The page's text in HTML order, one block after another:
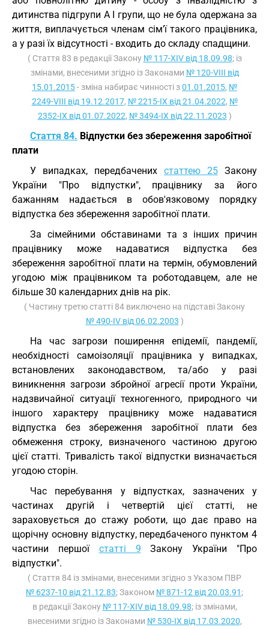
дитинства підгрупи А I групи, що не була одержана за
життя, виплачується членам сім’ї такого працівника,
а у разі їх відсутності - входить до складу спадщини.
( Стаття 83 в редакції Закону № 117-XIV від 18.09.98; із
змінами, внесеними згідно із Законами № 120-VIII від
15.01.2015- зміна набирає чинності з01.01.2015, №
2249-VIII від 19.12.2017, № 2215-IX від 21.04.2022, №
2352-IX від 01.07.2022, № 3494-IX від 22.11.2023 )
Стаття 84. Відпустки без збереження заробітної
плати
У випадках, передбачених статтею 25 Закону
України "Про відпустки", працівнику за його
бажанням надається в обов'язковому порядку
відпустка без збереження заробітної плати.
За сімейними обставинами та з інших причин
працівнику може надаватися відпустка без
збереження заробітної плати на термін, обумовлений
угодою між працівником та роботодавцем, але не
більше 30 календарних днів на рік.
( Частину третю статті 84 виключено на підставі Закону
№ 490-IV від 06.02.2003 )
На час загрози поширення епідемії, пандемії,
необхідності самоізоляції працівника у випадках,
встановлених законодавством, та/або у разі
виникнення загрози збройної агресії проти України,
надзвичайної ситуації техногенного, природного чи
іншого характеру працівнику може надаватися
відпустка без збереження заробітної плати без
обмеження строку, визначеного частиною другою
цієї статті. Тривалість такої відпустки визначається
угодою сторін.
Час перебування у відпустках, зазначених у
частинах другій і четвертій цієї статті, не
зараховується до стажу роботи, що дає право на
щорічну основну відпустку, передбаченого пунктом 4
частини першої статті 9 Закону України "Про
відпустки".
( Стаття 84 із змінами, внесеними згідно з Указом ПВР
№ 6237-10 від 21.12.83; Законом № 871-12 від 20.03.91 ;
в редакції Закону № 117-XIV від 18.09.98; із змінами,
внесеними згідно із Законами № 530-IX від 17.03.2020,